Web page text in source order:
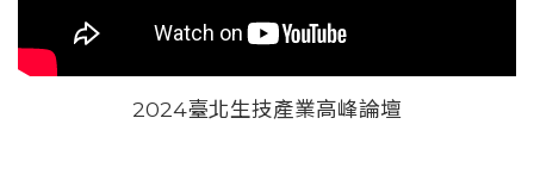
2024臺北生技產業高峰論壇